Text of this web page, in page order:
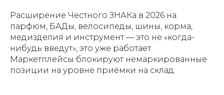
Расширение Честного ЗНАКа в 2026 на
парфюм, БАДы, велосипеды, шины, корма,
медизделия и инструмент — это не «когда-
нибудь введут», это уже работает.
Маркетплейсы блокируют немаркированные
позиции на уровне приёмки на склад.